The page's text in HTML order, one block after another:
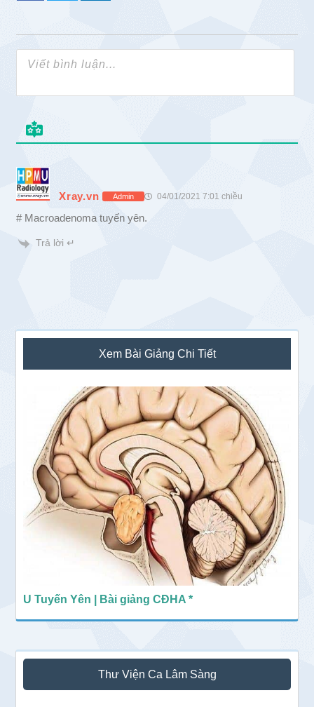
Xray.vn Admin 04/01/2021 7:01 chiều
# Macroadenoma tuyến yên.
Trả lời ↵
Sidebar
chính
Xem Bài Giảng Chi Tiết
U Tuyến Yên | Bài giảng CĐHA *
Thư Viện Ca Lâm Sàng